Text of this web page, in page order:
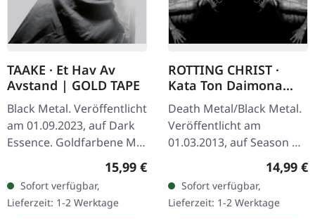
TAAKE · Et Hav Av
Avstand | GOLD TAPE
Black Metal. Veröffentlicht
am 01.09.2023, auf Dark
Essence. Goldfarbene MC.
Studioalbum umhüllt
Taake die Zuhörer erneut
mit der…
Regulärer Preis:
15,99 €
Sofort verfügbar,
Lieferzeit: 1-2 Werktage
ROTTING CHRIST ·
Kata Ton Daimona
Eaytoy | CD
Death Metal/Black Metal.
Veröffentlicht am
01.03.2013, auf Season Of
Mist. CD im Jewelcase.
Das elfte Studioalbum
von Rotting Christ, "Kata
Ton…
14,99 €
Sofort verfügbar,
Lieferzeit: 1-2 Werktage